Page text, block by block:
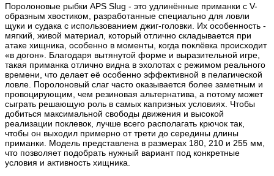
Поролоновые рыбки APS Slug - это удлинённые приманки с V-
образным хвостиком, разработанные специально для ловли
щуки и судака с использованием джиг-головки. Их особенность -
мягкий, живой материал, который отлично складывается при
атаке хищника, особенно в моменты, когда поклёвка происходит
«в догон». Благодаря вытянутой форме и выразительной игре,
такая приманка отлично видна в эхолотах с режимом реального
времени, что делает её особенно эффективной в пелагической
ловле. Поролоновый слаг часто оказывается более заметным и
провоцирующим, чем резиновая альтернатива, а потому может
сыграть решающую роль в самых капризных условиях. Чтобы
добиться максимальной свободы движения и высокой
реализации поклевок, лучше всего располагать крючок так,
чтобы он выходил примерно от трети до середины длины
приманки. Модель представлена в размерах 180, 210 и 255 мм,
что позволяет подобрать нужный вариант под конкретные
условия и активность хищника.